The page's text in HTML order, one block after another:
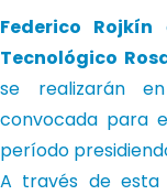
Federico Rojkín
Tecnológico
se realizarán
convocada para
período
A través de esta